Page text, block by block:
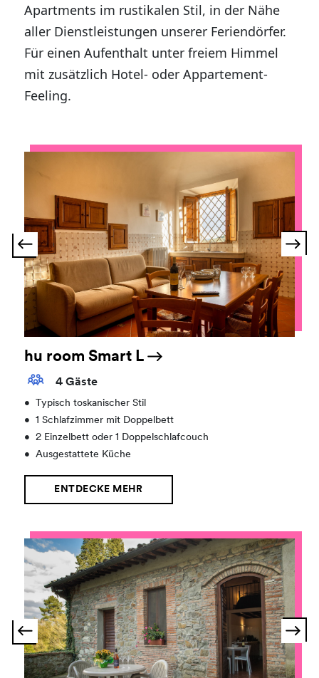
Apartments im rustikalen Stil, in der Nähe
aller Dienstleistungen unserer Feriendörfer.
Für einen Aufenthalt unter freiem Himmel
mit zusätzlich Hotel- oder Appartement-
Feeling.
hu room Smart L
4 Gäste
•
Typisch toskanischer Stil
•
1 Schlafzimmer mit Doppelbett
•
2 Einzelbett oder 1 Doppelschlafcouch
•
Ausgestattete Küche
ENTDECKE MEHR